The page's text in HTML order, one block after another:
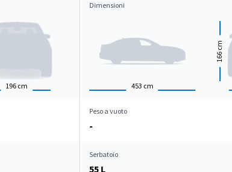
196 cm
Dimensioni
453 cm
166
cm
Peso a vuoto
-
Serbatoio
55 L